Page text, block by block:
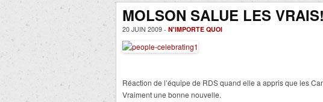
MOLSON SALUE LES
20 JUIN 2009 - N'IMPORTE QUOI
Réaction de l’équipe de RDS quand elle a appris que les
Vraiment une bonne nouvelle.